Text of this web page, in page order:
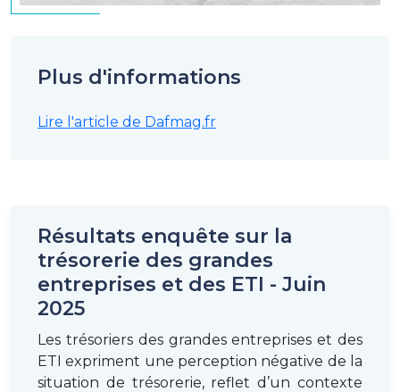
Plus d'informations
Lire l'article de Dafmag.fr
Résultats enquête sur la
trésorerie des grandes
entreprises et des ETI - Juin
2025
Les trésoriers des grandes entreprises et des
ETI expriment une perception négative de la
situation de trésorerie, reflet d’un contexte